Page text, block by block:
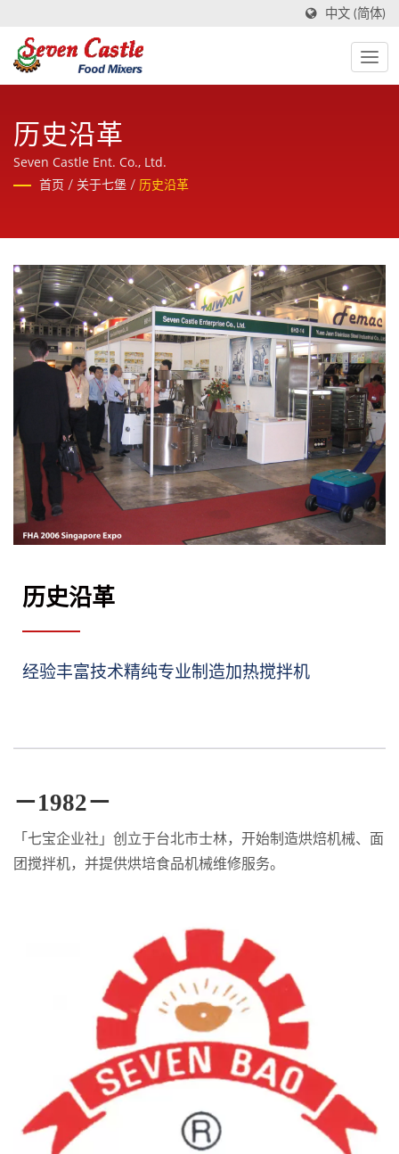
中文 (简体)
历史沿革
Seven Castle Ent. Co., Ltd.
首页 / 关于七堡 / 历史沿革
历史沿革
经验丰富技术精纯专业制造加热搅拌机
－1982－
「七宝企业社」创立于台北市士林，开始制造烘焙机械、面
团搅拌机，并提供烘培食品机械维修服务。